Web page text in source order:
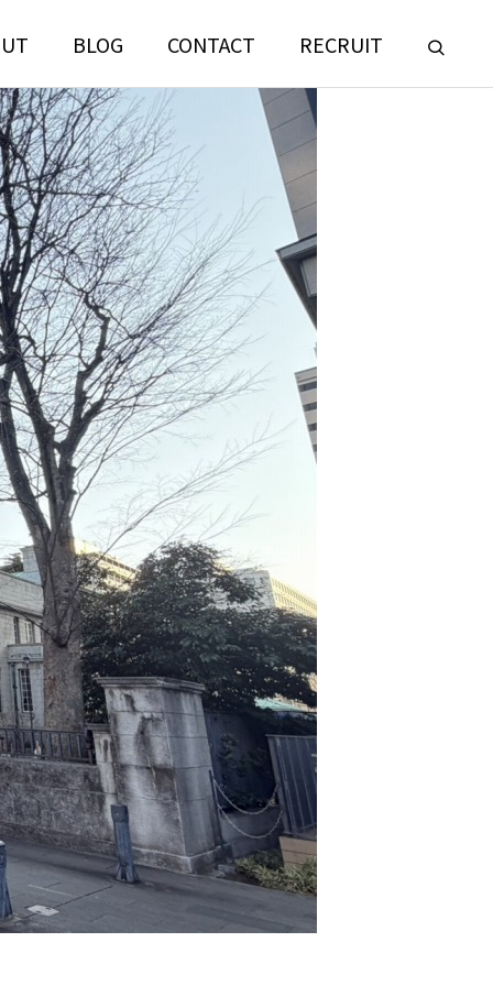
BLOG CONTACT RECRUIT
LANDSCAPE
CONSULTING
ランドスケープコンサルティング部門
ランドスケープコンサルティング部門